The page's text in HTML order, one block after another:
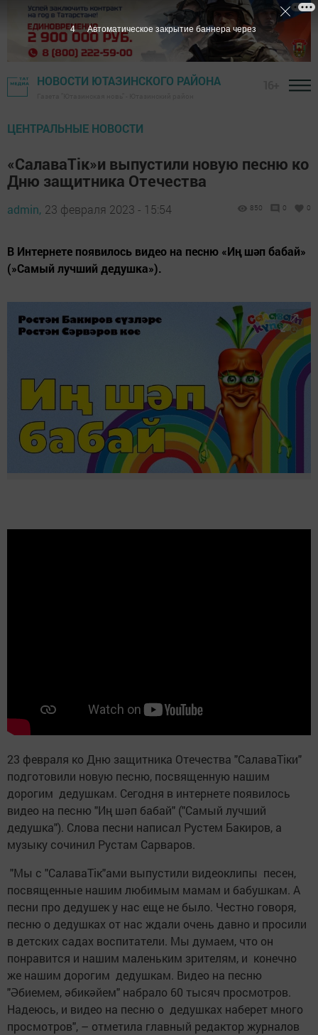
НОВОСТИ ЮТАЗИНСКОГО РАЙОНА
ЦЕНТРАЛЬНЫЕ НОВОСТИ
«СалаваТік»и выпустили новую песню ко
Дню защитника Отечества
admin, 23 февраля 2023 - 15:54 850 0 0
В Интернете появилось видео на песню «Иң шәп бабай»
(»Самый лучший дедушка»).
23 февраля ко Дню защитника Отечества "СалаваТіки"
подготовили новую песню, посвященную нашим
дорогим дедушкам. Сегодня в интернете появилось
видео на песню "Иң шәп бабай" ("Самый лучший
дедушка"). Слова песни написал Рустем Бакиров, а
музыку сочинил Рустам Сарваров.
"Мы с "СалаваТік"ами выпустили видеоклипы песен,
посвященные нашим любимым мамам и бабушкам. А
песни про дедушек у нас еще не было. Честно говоря,
песню о дедушках от нас ждали очень давно и просили
в детских садах воспитатели. Мы думаем, что он
понравится и нашим маленьким зрителям, и конечно
же нашим дорогим дедушкам. Видео на песню
"Әбиемем, әбикәйем" набрало 60 тысяч просмотров.
Надеюсь, и видео на песню о дедушках наберет много
просмотров", – отметила главный редактор журналов
3 Автоматическое закрытие баннера через